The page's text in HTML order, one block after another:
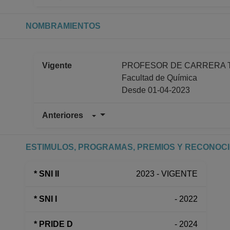
NOMBRAMIENTOS
Vigente
PROFESOR DE CARRERA
Facultad de Química
Desde 01-04-2023
Anteriores
PROFESOR DE CARRERA
Desde 01-01-2008 (fecha
ESTIMULOS, PROGRAMAS, PREMIOS Y
* SNI II 2023 - VIGENTE
* SNI I - 2022
* PRIDE D - 2024